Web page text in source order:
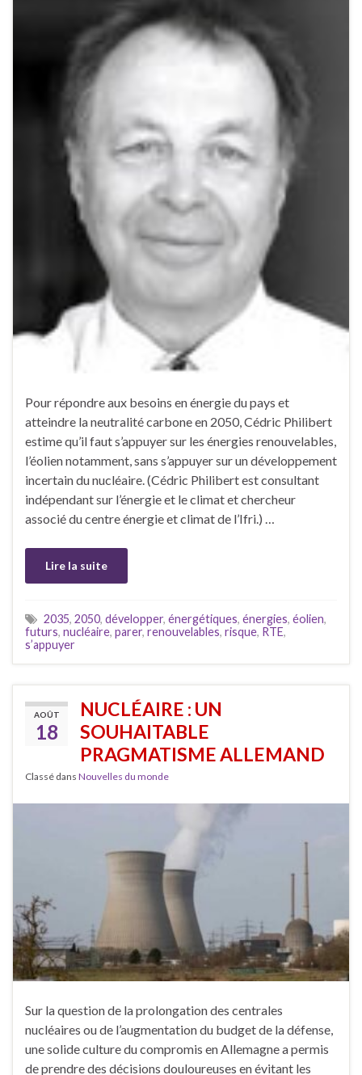
Pour répondre aux besoins en énergie du pays et
atteindre la neutralité carbone en 2050, Cédric Philibert
estime qu’il faut s’appuyer sur les énergies renouvelables,
l’éolien notamment, sans s’appuyer sur un développement
incertain du nucléaire. (Cédric Philibert est consultant
indépendant sur l’énergie et le climat et chercheur
associé du centre énergie et climat de l’Ifri.) …
Lire la suite
2035, 2050, développer, énergétiques, énergies, éolien,
futurs, nucléaire, parer, renouvelables, risque, RTE,
s’appuyer
AOÛT
18
NUCLÉAIRE : UN
SOUHAITABLE
PRAGMATISME ALLEMAND
Classé dans Nouvelles du monde
Sur la question de la prolongation des centrales
nucléaires ou de l’augmentation du budget de la défense,
une solide culture du compromis en Allemagne a permis
de prendre des décisions douloureuses en évitant les